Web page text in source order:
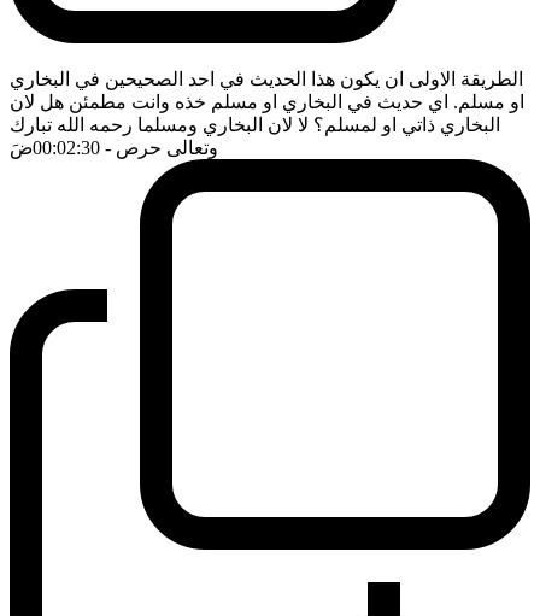
الطريقة الاولى ان يكون هذا الحديث في احد الصحيحين في البخاري
او مسلم. اي حديث في البخاري او مسلم خذه وانت مطمئن هل لان
البخاري ذاتي او لمسلم؟ لا لان البخاري ومسلما رحمه الله تبارك
وتعالى حرص - 00:02:30 ضَ